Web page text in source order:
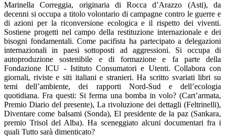
Marinella Correggia, originaria di Rocca d’Arazzo (Asti), da
decenni si occupa a titolo volontario di campagne contro le guerre e
di azioni per la riconversione ecologica e il rispetto dei viventi.
Sostiene progetti nel campo della restituzione internazionale e dei
bisogni fondamentali. Come pacifista ha partecipato a delegazioni
internazionali in paesi sottoposti ad aggressioni. Si occupa di
autoproduzione sostenibile e di formazione e fa parte della
Fondazione ICU - Istituto Consumatori e Utenti. Collabora con
giornali, riviste e siti italiani e stranieri. Ha scritto svariati libri su
temi dell’ambiente, dei rapporti Nord-Sud e dell’ecologia
quotidiana. Fra questi: Si ferma una bomba in volo? (Cart’armata,
Premio Diario del presente), La rivoluzione dei dettagli (Feltrinelli),
Diventare come balsami (Sonda), El presidente de la paz (Sankara,
premio Trisol del Alba). Ha sceneggiato alcuni documentari fra i
quali Tutto sarà dimenticato?